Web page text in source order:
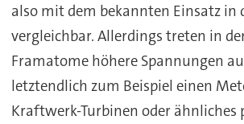
also mit dem bekannten Einsatz in
vergleichbar. Allerdings treten in
Framatome höhere Spannungen
letztendlich zum Beispiel einen
Kraftwerk-Turbinen oder ähnliches